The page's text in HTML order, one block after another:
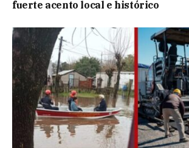
fuerte acento local e histórico